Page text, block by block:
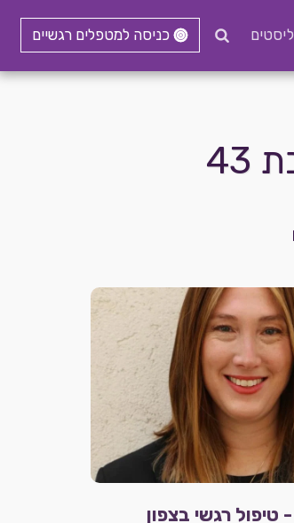
כניסה למטפלים רגשיים
טיפול רגשי בצפון